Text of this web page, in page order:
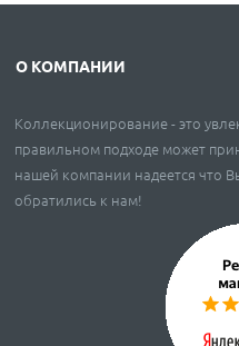
О КОМПАНИИ
Коллекционирование - это
правильном подходе может
нашей компании надеется что
обратились к нам!